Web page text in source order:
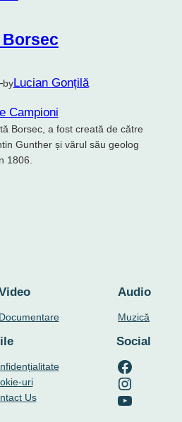
byLucian Gonțilă
Campioni
Borsec, a fost creată de către
Gunther și vărul său geolog
1806.
Documentare
Audio
Muzică
uri
Us
Social
RO-mondo's Facebook page
RO-mondo's Instagram profile
RO-mondo's Youtube channel